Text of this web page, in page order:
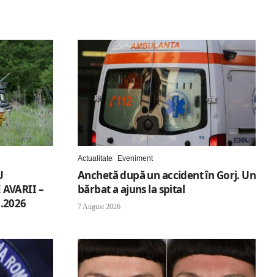
AVARII –
Actualitate Eveniment
Anchetă după un accident în Gorj. Un
bărbat a ajuns la spital
7 August 2026